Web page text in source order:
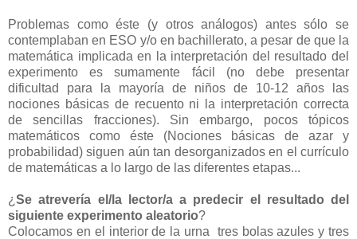
Problemas como éste (y otros análogos) antes sólo se
contemplaban en ESO y/o en bachillerato, a pesar de que la
matemática implicada en la interpretación del resultado del
experimento es sumamente fácil (no debe presentar
dificultad para la mayoría de niños de 10-12 años las
nociones básicas de recuento ni la interpretación correcta
de sencillas fracciones). Sin embargo, pocos tópicos
matemáticos como éste (Nociones básicas de azar y
probabilidad) siguen aún tan desorganizados en el currículo
de matemáticas a lo largo de las diferentes etapas...
¿ Se atrevería el/la lector/a a predecir el resultado del
siguiente experimento aleatorio?
Colocamos en el interior de la urna tres bolas azules y tres